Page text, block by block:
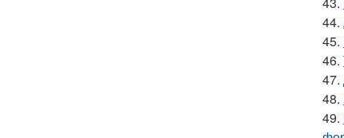
44.
45.
46.
47.
48.
49.